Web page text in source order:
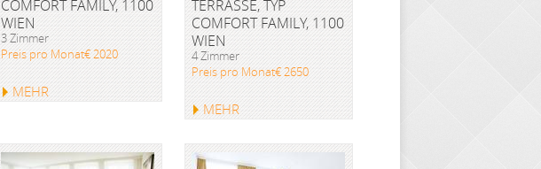
COMFORT FAMILY, 1100
WIEN
3 Zimmer
Preis pro Monat€ 2020
MEHR
TERRASSE, TYP
COMFORT FAMILY, 1100
WIEN
4 Zimmer
Preis pro Monat€ 2650
MEHR